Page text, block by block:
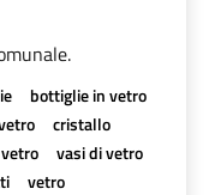
bottiglie in vetro
cristallo
vasi di vetro
vetro